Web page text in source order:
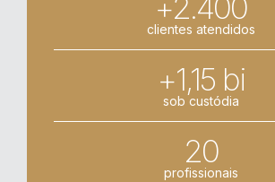
clientes atendidos
+1,15 bi
sob custódia
20
profissionais